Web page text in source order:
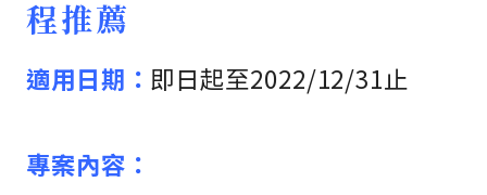
程推薦
適用日期： 即日起至2022/12/31止
專案內容：